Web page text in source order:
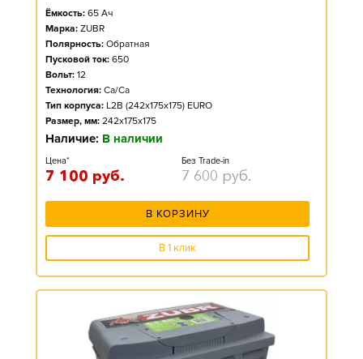
Ёмкость: 65 Ач
Марка: ZUBR
Полярность: Обратная
Пусковой ток: 650
Вольт: 12
Технология: Ca/Ca
Тип корпуса: L2B (242x175x175) EURO
Размер, мм: 242x175x175
Наличие: В наличии
Цена*
7 100 руб.
Без Trade-in
7 600 руб.
В КОРЗИНУ
В 1 клик